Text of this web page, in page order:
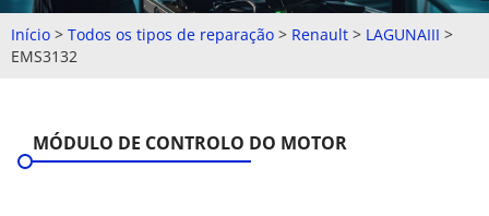
Início > Todos os tipos de reparação > Renault > LAGUNAIII >
EMS3132
MÓDULO DE CONTROLO DO MOTOR